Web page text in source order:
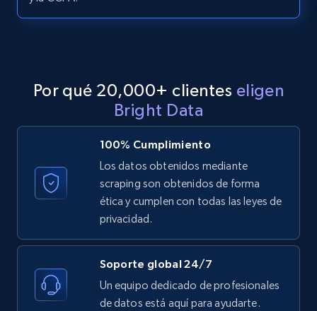
text, Date posted, and more.
11.3K+ 1.5K+ Prueba gratuita
LinkedIn posts - Discover new posts
URL, ID, User id, Use url, Title, Headline, Post
11.3K+ 1.5K+ Prueba gratuita
Por qué 20,000+ clientes eligen
Bright Data
100% Cumplimiento
Los datos obtenidos mediante
scraping son obtenidos de forma
ética y cumplen con todas las leyes de
privacidad.
Soporte global 24/7
Un equipo dedicado de profesionales
de datos está aquí para ayudarte.